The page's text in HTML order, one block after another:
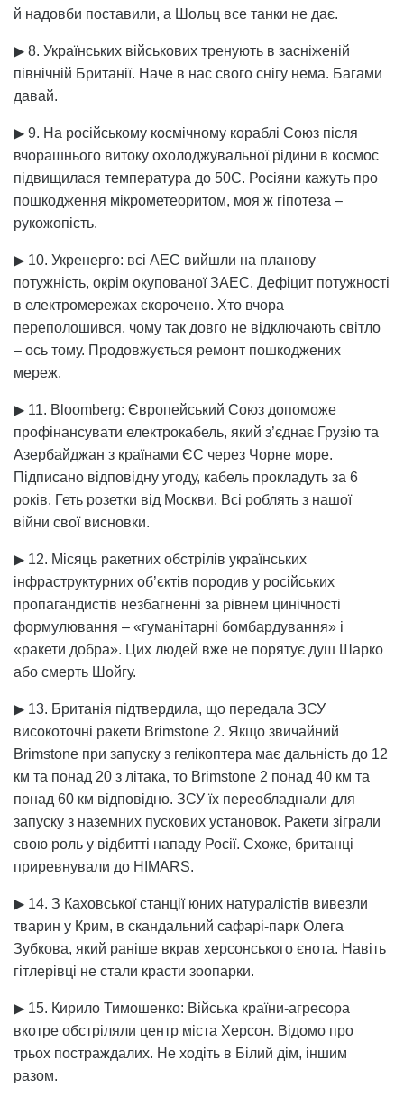
й надовби поставили, а Шольц все танки не дає.
▶ 8. Українських військових тренують в засніженій
північній Британії. Наче в нас свого снігу нема. Багами
давай.
▶ 9. На російському космічному кораблі Союз після
вчорашнього витоку охолоджувальної рідини в космос
підвищилася температура до 50С. Росіяни кажуть про
пошкодження мікрометеоритом, моя ж гіпотеза –
рукожопість.
▶ 10. Укренерго: всі АЕС вийшли на планову
потужність, окрім окупованої ЗАЕС. Дефіцит потужності
в електромережах скорочено. Хто вчора
переполошився, чому так довго не відключають світло
– ось тому. Продовжується ремонт пошкоджених
мереж.
▶ 11. Bloomberg: Європейський Союз допоможе
профінансувати електрокабель, який з’єднає Грузію та
Азербайджан з країнами ЄС через Чорне море.
Підписано відповідну угоду, кабель прокладуть за 6
років. Геть розетки від Москви. Всі роблять з нашої
війни свої висновки.
▶ 12. Місяць ракетних обстрілів українських
інфраструктурних об’єктів породив у російських
пропагандистів незбагненні за рівнем цинічності
формулювання – «гуманітарні бомбардування» і
«ракети добра». Цих людей вже не порятує душ Шарко
або смерть Шойгу.
▶ 13. Британія підтвердила, що передала ЗСУ
високоточні ракети Brimstone 2. Якщо звичайний
Brimstone при запуску з гелікоптера має дальність до 12
км та понад 20 з літака, то Brimstone 2 понад 40 км та
понад 60 км відповідно. ЗСУ їх переобладнали для
запуску з наземних пускових установок. Ракети зіграли
свою роль у відбитті нападу Росії. Схоже, британці
приревнували до HIMARS.
▶ 14. З Каховської станції юних натуралістів вивезли
тварин у Крим, в скандальний сафарі-парк Олега
Зубкова, який раніше вкрав херсонського єнота. Навіть
гітлерівці не стали красти зоопарки.
▶ 15. Кирило Тимошенко: Війська країни-агресора
вкотре обстріляли центр міста Херсон. Відомо про
трьох постраждалих. Не ходіть в Білий дім, іншим
разом.